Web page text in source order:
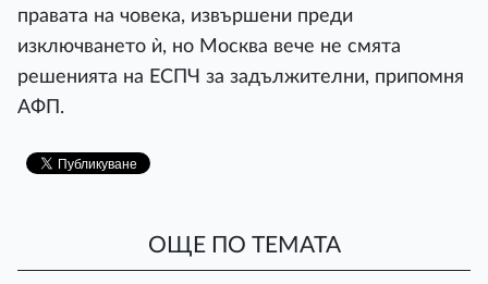
правата на човека, извършени преди
изключването ѝ, но Москва вече не смята
решенията на ЕСПЧ за задължителни, припомня
АФП.
ОЩЕ ПО ТЕМАТА